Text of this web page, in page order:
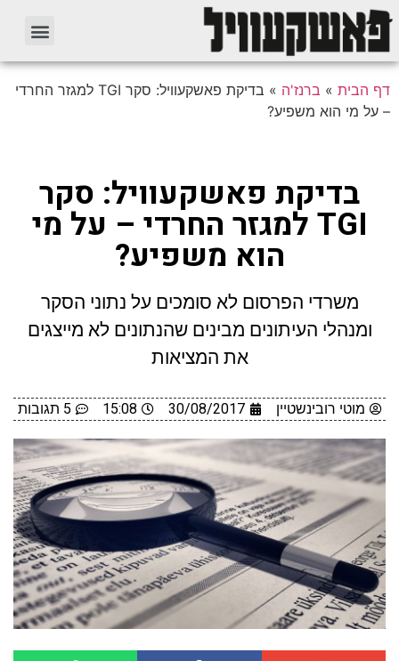
דף הבית » ברנז'ה »
בדיקת פאשקעוויל: סקר TGI למגזר החרדי
– על מי הוא משפיע?
בדיקת פאשקעוויל: סקר
TGI למגזר החרדי – על מי
הוא משפיע?
משרדי הפרסום לא סומכים על נתוני הסקר
ומנהלי העיתונים מבינים שהנתונים לא מייצגים
את המציאות
מוטי רובינשטיין 30/08/2017
15:08 5 תגובות